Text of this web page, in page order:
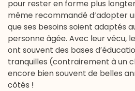
pour rester en forme plus
même recommandé d’adopter
que ses besoins soient adaptés
personne âgée. Avec leur vécu,
ont souvent des bases
tranquilles (contrairement à un
encore bien souvent de belles
côtés !